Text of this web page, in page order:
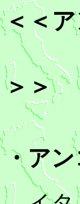
＜＜
～
＞＞
・ア